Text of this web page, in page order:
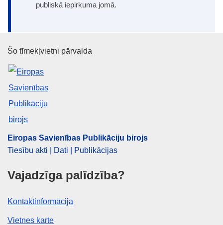
publiskā iepirkuma jomā.
Eiropas Savienības Publikāciju
Šo tīmekļvietni pārvalda
Eiropas Savienības Publikāciju birojs
Tiesību akti | Dati | Publikācijas
Vajadzīga palīdzība?
Kontaktinformācija
Vietnes karte